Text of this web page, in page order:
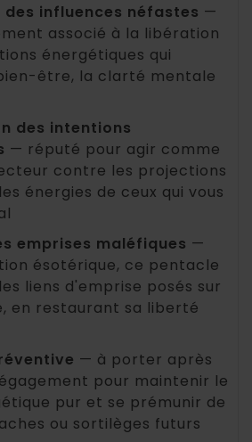
des influences néfastes —
associé à la libération
énergétiques qui
être, la clarté mentale
des intentions
— réputé pour agir comme
contre les projections
énergies de ceux qui vous
emprises maléfiques —
ésotérique, ce pentacle
liens d'emprise posés sur
en restaurant sa liberté
— à porter après
pour maintenir le
pur et se prémunir de
ou sortilèges futurs